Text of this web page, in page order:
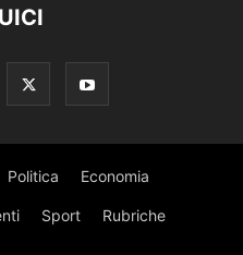
Politica Economia
Sport Rubriche